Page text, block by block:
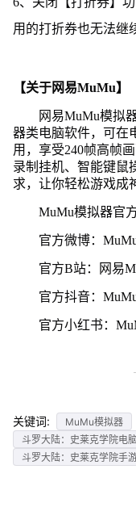
用的打折券也无法继
【关于网易MuMu】
网易MuMu模拟
器类电脑软件，可在
用，享受240帧高帧
录制挂机、智能键鼠
求，让你轻松游戏成
MuMu模拟器官
官方微博：
官方B站：网易
官方抖音：
官方小红书：
关键词: MuMu模拟器
斗罗大陆：史莱克学院电
斗罗大陆：史莱克学院手